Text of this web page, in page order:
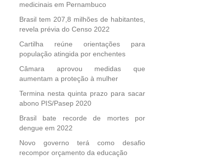
medicinais em Pernambuco
Brasil tem 207,8 milhões de habitantes,
revela prévia do Censo 2022
Cartilha reúne orientações para
população atingida por enchentes
Câmara aprovou medidas que
aumentam a proteção à mulher
Termina nesta quinta prazo para sacar
abono PIS/Pasep 2020
Brasil bate recorde de mortes por
dengue em 2022
Novo governo terá como desafio
recompor orçamento da educação